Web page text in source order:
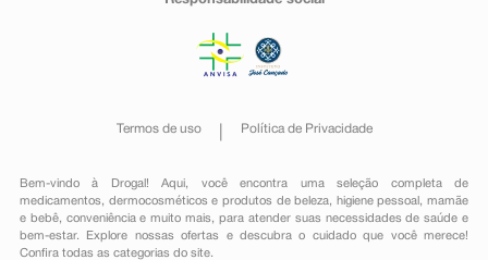
Termos de uso Política de Privacidade
Bem-vindo à Drogal! Aqui, você encontra uma seleção completa de
medicamentos , dermocosméticos e produtos de beleza, higiene pessoal ,mamãe
e bebê, conveniênciae muito mais, para atender suas necessidades de saúde e
bem-estar. Explore nossas ofertas e descubra o cuidado que você merece!
Confira todas as categorias do site.